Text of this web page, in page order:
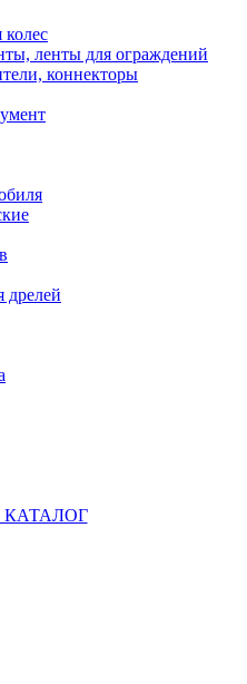
ленты для ограждений
коннекторы
дрелей
КАТАЛОГ